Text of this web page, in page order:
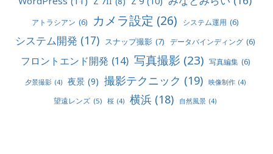
アトラシアン (6) カメラ設定 (26) システム運用 (6)
システム開発 (17) スナップ撮影 (7) データバインディング (6)
フロントエンド開発 (14) 写真撮影 (23) 写真編集 (6)
夕景撮影 (4) 夜景 (9) 撮影テクニック (19) 映像制作 (4)
望遠レンズ (5) 桜 (4) 横浜 (18) 自然風景 (4)